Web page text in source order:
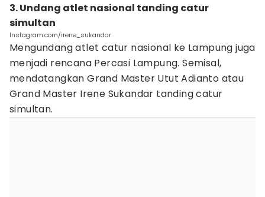
3. Undang atlet nasional tanding catur
simultan
Instagram.com/irene_sukandar
Mengundang atlet catur nasional ke Lampung juga
menjadi rencana Percasi Lampung. Semisal,
mendatangkan Grand Master Utut Adianto atau
Grand Master Irene Sukandar tanding catur
simultan.